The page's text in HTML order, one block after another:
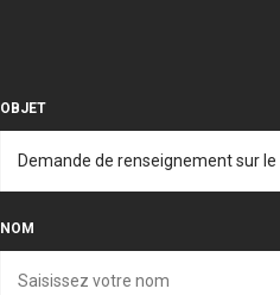
OBJET
NOM